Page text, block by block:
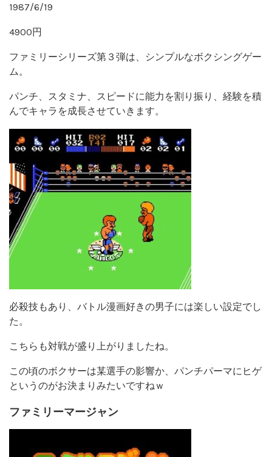
1987/6/19
4900円
ファミリーシリーズ第３弾は、シンプルなボクシングゲー
ム。
パンチ、スタミナ、スピードに能力を割り振り、経験を積
んでキャラを成長させていきます。
必殺技もあり、バトル漫画好きの男子には楽しい設定でし
た。
こちらも対戦が盛り上がりましたね。
この頃のボクサーは某選手の影響か、パンチパーマにヒゲ
というのがお決まりみたいですねｗ
ファミリーマージャン